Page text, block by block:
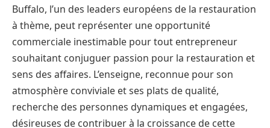
Buffalo, l’un des leaders européens de la restauration
à thème, peut représenter une opportunité
commerciale inestimable pour tout entrepreneur
souhaitant conjuguer passion pour la restauration et
sens des affaires. L’enseigne, reconnue pour son
atmosphère conviviale et ses plats de qualité,
recherche des personnes dynamiques et engagées,
désireuses de contribuer à la croissance de cette